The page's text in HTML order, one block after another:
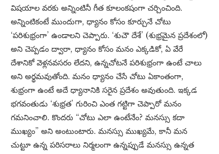
విషయాల వరకు అన్నింటినీ గీత కూలంకషంగా చర్చించింది.
అన్నింటికంటే ముందుగా, ధ్యానం కోసం కూర్చునే చోటు
‘పరిశుభ్రంగా’ ఉండాలని చెప్పారు. ‘శుచౌ దేశే’ (శుభ్రమైన ప్రదేశంలో)
అని చెప్పడం ద్వారా, ధ్యానం కోసం మనం ఎక్కడికో, ఏ వేరే
దేశానికో వెళ్లనవసరం లేదని, ఉన్నచోటనే పరిశుభ్రంగా ఉంటే చాలు
అని అర్థమవుతోంది. మనం ధ్యానం చేసే చోటు ఏకాంతంగా,
శుభ్రంగా ఉంటే అదే ధ్యానానికి సరైన ప్రదేశం అవుతుంది. ఇక్కడ
భగవంతుడు ‘శుభ్రత’ గురించి ఎంత గట్టిగా చెప్పారో మనం
గమనించాలి. కొందరు “చోటు ఎలా ఉంటేనేం? మనస్సు కదా
ముఖ్యం” అని అంటుంటారు. మనస్సు ముఖ్యమే, కానీ మన
చుట్టూ ఉన్న పరిసరాలు నిర్మలంగా ఉన్నప్పుడే మనస్సు ఉన్నత